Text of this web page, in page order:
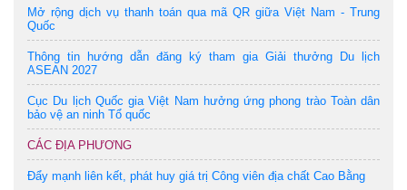
Mở rộng dịch vụ thanh toán qua mã QR giữa Việt Nam - Trung
Quốc
Thông tin hướng dẫn đăng ký tham gia Giải thưởng Du lịch
ASEAN 2027
Cục Du lịch Quốc gia Việt Nam hưởng ứng phong trào Toàn dân
bảo vệ an ninh Tổ quốc
CÁC ĐỊA PHƯƠNG
Đẩy mạnh liên kết, phát huy giá trị Công viên địa chất Cao Bằng